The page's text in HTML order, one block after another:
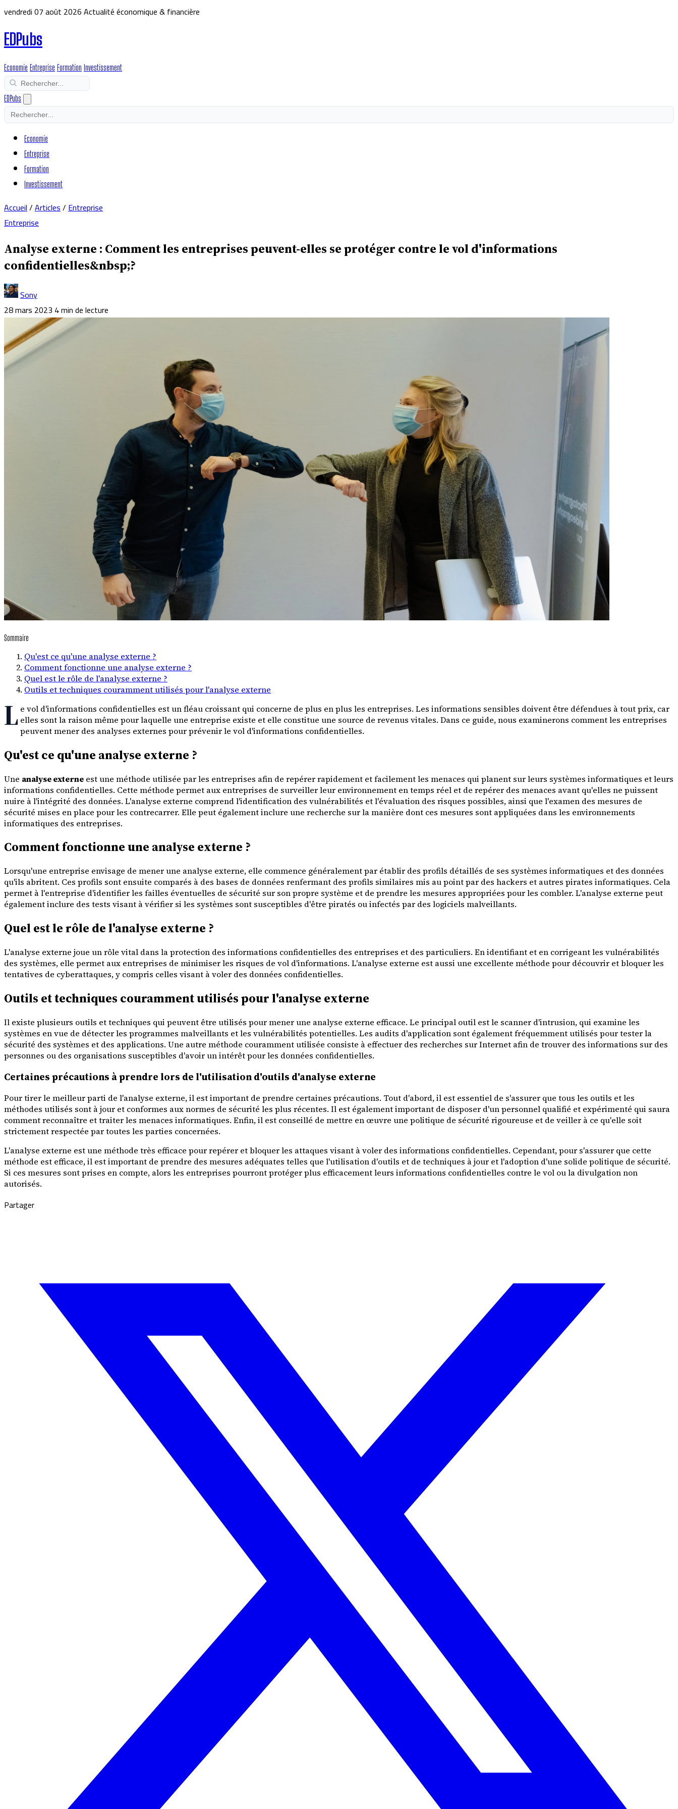
vendredi 07 août 2026Actualité économique & financière
EDPubs
Economie Entreprise Formation Investissement
EDPubs
Economie
Entreprise
Formation
Investissement
Accueil/Articles/Entreprise
Entreprise
Analyse externe : Comment les entreprises peuvent-elles se protéger contre le vol d'informations
confidentielles&nbsp;?
Sony
28 mars 2023 4 min de lecture
Sommaire
Qu'est ce qu'une analyse externe ?
Comment fonctionne une analyse externe ?
Quel est le rôle de l'analyse externe ?
Outils et techniques couramment utilisés pour l'analyse externe
L e vol d'informations confidentielles est un fléau croissant qui concerne de plus en plus les entreprises. Les informations sensibles doivent être défendues à tout prix, car
elles sont la raison même pour laquelle une entreprise existe et elle constitue une source de revenus vitales. Dans ce guide, nous examinerons comment les entreprises
peuvent mener des analyses externes pour prévenir le vol d'informations confidentielles.
Qu'est ce qu'une analyse externe ?
Une analyse externe est une méthode utilisée par les entreprises afin de repérer rapidement et facilement les menaces qui planent sur leurs systèmes informatiques et leurs
informations confidentielles. Cette méthode permet aux entreprises de surveiller leur environnement en temps réel et de repérer des menaces avant qu'elles ne puissent
nuire à l'intégrité des données. L'analyse externe comprend l'identification des vulnérabilités et l'évaluation des risques possibles, ainsi que l'examen des mesures de
sécurité mises en place pour les contrecarrer. Elle peut également inclure une recherche sur la manière dont ces mesures sont appliquées dans les environnements
informatiques des entreprises.
Comment fonctionne une analyse externe ?
Lorsqu'une entreprise envisage de mener une analyse externe, elle commence généralement par établir des profils détaillés de ses systèmes informatiques et des données
qu'ils abritent. Ces profils sont ensuite comparés à des bases de données renfermant des profils similaires mis au point par des hackers et autres pirates informatiques. Cela
permet à l'entreprise d'identifier les failles éventuelles de sécurité sur son propre système et de prendre les mesures appropriées pour les combler. L'analyse externe peut
également inclure des tests visant à vérifier si les systèmes sont susceptibles d'être piratés ou infectés par des logiciels malveillants.
Quel est le rôle de l'analyse externe ?
L'analyse externe joue un rôle vital dans la protection des informations confidentielles des entreprises et des particuliers. En identifiant et en corrigeant les vulnérabilités
des systèmes, elle permet aux entreprises de minimiser les risques de vol d'informations. L'analyse externe est aussi une excellente méthode pour découvrir et bloquer les
tentatives de cyberattaques, y compris celles visant à voler des données confidentielles.
Outils et techniques couramment utilisés pour l'analyse externe
Il existe plusieurs outils et techniques qui peuvent être utilisés pour mener une analyse externe efficace. Le principal outil est le scanner d'intrusion, qui examine les
systèmes en vue de détecter les programmes malveillants et les vulnérabilités potentielles. Les audits d'application sont également fréquemment utilisés pour tester la
sécurité des systèmes et des applications. Une autre méthode couramment utilisée consiste à effectuer des recherches sur Internet afin de trouver des informations sur des
personnes ou des organisations susceptibles d'avoir un intérêt pour les données confidentielles.
Certaines précautions à prendre lors de l'utilisation d'outils d'analyse externe
Pour tirer le meilleur parti de l'analyse externe, il est important de prendre certaines précautions. Tout d'abord, il est essentiel de s'assurer que tous les outils et les
méthodes utilisés sont à jour et conformes aux normes de sécurité les plus récentes. Il est également important de disposer d'un personnel qualifié et expérimenté qui saura
comment reconnaître et traiter les menaces informatiques. Enfin, il est conseillé de mettre en œuvre une politique de sécurité rigoureuse et de veiller à ce qu'elle soit
strictement respectée par toutes les parties concernées.
L'analyse externe est une méthode très efficace pour repérer et bloquer les attaques visant à voler des informations confidentielles. Cependant, pour s'assurer que cette
méthode est efficace, il est important de prendre des mesures adéquates telles que l'utilisation d'outils et de techniques à jour et l'adoption d'une solide politique de sécurité.
Si ces mesures sont prises en compte, alors les entreprises pourront protéger plus efficacement leurs informations confidentielles contre le vol ou la divulgation non
autorisés.
Partager